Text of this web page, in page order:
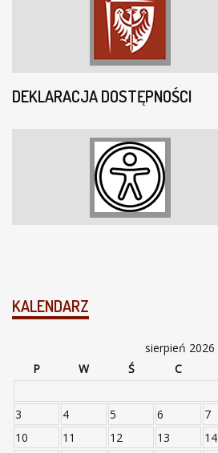
DEKLARACJA DOSTĘPNOŚCI
KALENDARZ
sierpień 2026
P
W Ś C
3
4 5 6 7
10
11 12 13 14